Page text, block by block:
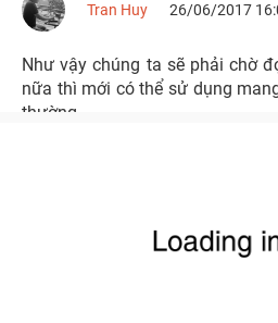
Tran Huy 26/06/2017
Như vậy chúng ta sẽ phải chờ
nữa thì mới có thể sử dụng
thường.